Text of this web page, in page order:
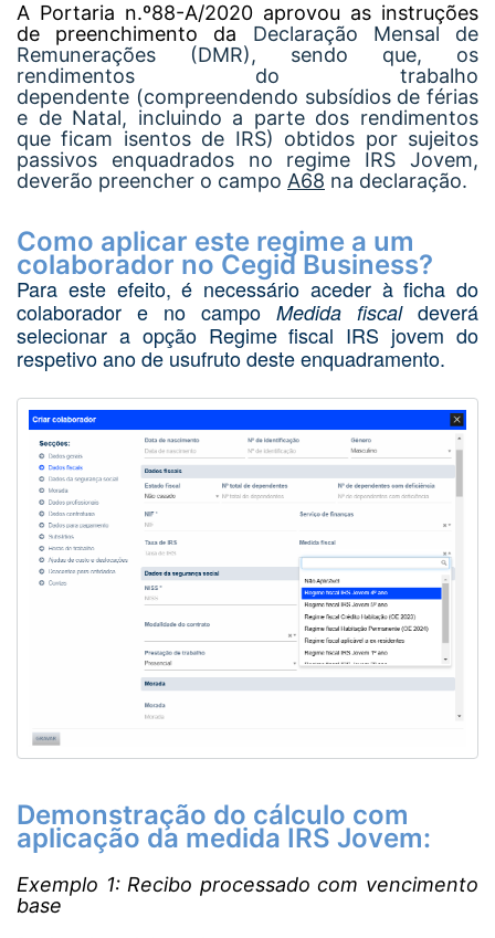
A Portaria n.º88-A/2020 aprovou as instruções
de preenchimento da Declaração Mensal de
Remunerações (DMR), sendo que, os
rendimentos do trabalho
dependente (compreendendo subsídios de férias
e de Natal, incluindo a parte dos rendimentos
que ficam isentos de IRS) obtidos por sujeitos
passivos enquadrados no regime IRS Jovem,
deverão preencher o campo A68 na declaração.
Como aplicar este regime a um
colaborador no Cegid Business?
Para este efeito, é necessário aceder à ficha do
colaborador e no campo Medida fiscal deverá
selecionar a opção Regime fiscal IRS jovem do
respetivo ano de usufruto deste enquadramento.
Demonstração do cálculo com
aplicação da medida IRS Jovem:
Exemplo 1: Recibo processado com vencimento
base